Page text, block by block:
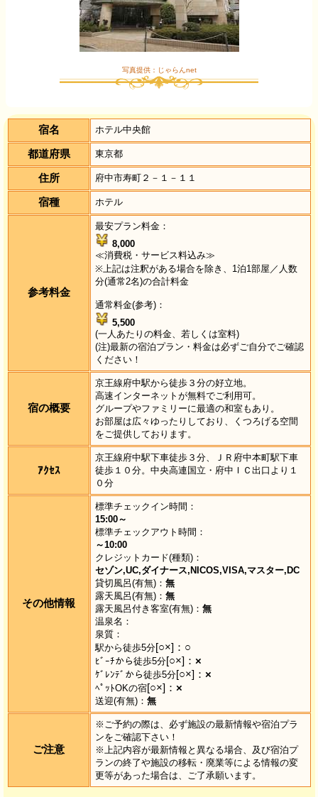
写真提供：じゃらんnet
宿名 ホテル中央館
都道府県 東京都
住所 府中市寿町２－１－１１
宿種 ホテル
参考料金
最安プラン料金：
8,000
≪消費税・サービス料込み≫
※上記は注釈がある場合を除き、1泊1部屋／人数
分(通常2名)の合計料金
通常料金(参考)：
5,500
(一人あたりの料金、若しくは室料)
(注)最新の宿泊プラン・料金は必ずご自分でご確認
ください！
宿の概要
京王線府中駅から徒歩３分の好立地。
高速インターネットが無料でご利用可。
グループやファミリーに最適の和室もあり。
お部屋は広々ゆったりしており、くつろげる空間
をご提供しております。
ｱｸｾｽ
京王線府中駅下車徒歩３分、ＪＲ府中本町駅下車
徒歩１０分。中央高連国立・府中ＩＣ出口より１
０分
その他情報
標準チェックイン時間：
15:00～
標準チェックアウト時間：
～10:00
クレジットカード(種類)：
セゾン,UC,ダイナース,NICOS,VISA,マスター,DC
貸切風呂(有無)： 無
露天風呂(有無)： 無
露天風呂付き客室(有無)： 無
温泉名：
泉質：
駅から徒歩5分[○×]： ○
ﾋﾞｰﾁから徒歩5分[○×]： ×
ｹﾞﾚﾝﾃﾞから徒歩5分[○×]： ×
ﾍﾟｯﾄOKの宿[○×]： ×
送迎(有無)： 無
ご注意
※ご予約の際は、必ず施設の最新情報や宿泊プラ
ンをご確認下さい！
※上記内容が最新情報と異なる場合、及び宿泊プ
ランの終了や施設の移転・廃業等による情報の変
更等があった場合は、ご了承願います。